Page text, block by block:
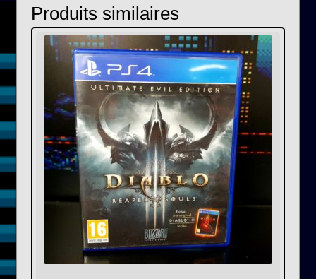
Produits similaires